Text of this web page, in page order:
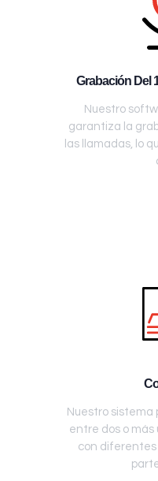
Grabación Del
Nuestro
garantiza la
las llamadas, lo
Nuestro sistema
entre dos o más
con diferentes